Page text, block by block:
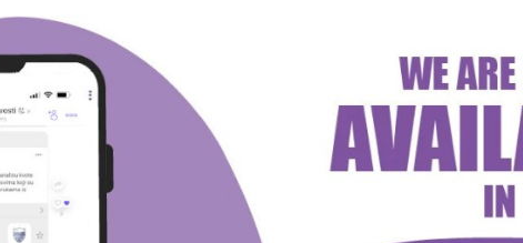
gol u internom meču, što je jasan znak da je u
na 17 takmičarskih utakmica postigao šest golova i
mogu biti ključne za odluku o potpisivanju novog
mu trenutni ugovor ističe 30. juna. Vlahovićeva forma i
narednom periodu.